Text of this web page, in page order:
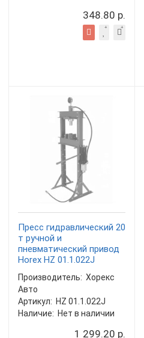
348.80 р.
Пресс гидравлический 20
т ручной и
пневматический привод
Horex HZ 01.1.022J
Производитель: Хорекс
Авто
Артикул: HZ 01.1.022J
Наличие: Нет в наличии
1 299.20 р.